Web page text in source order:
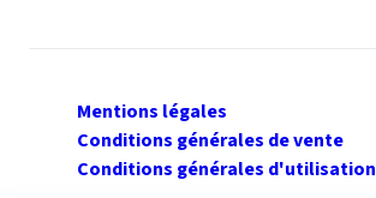
Mentions légales
Conditions générales de vente
Conditions générales d'utilisation